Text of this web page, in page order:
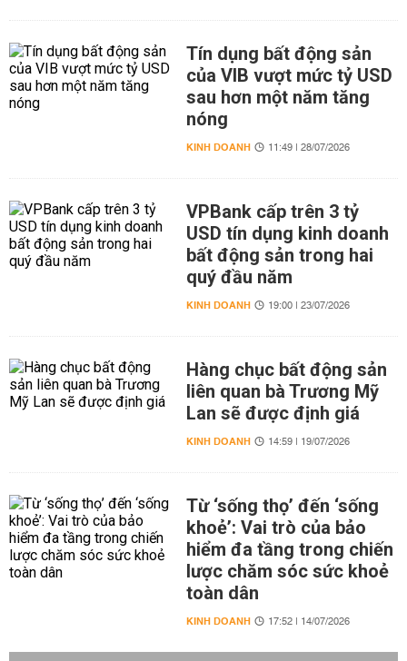
Tín dụng bất động sản
của VIB vượt mức tỷ USD
sau hơn một năm tăng
nóng
KINH DOANH 11:49 | 28/07/2026
VPBank cấp trên 3 tỷ
USD tín dụng kinh doanh
bất động sản trong hai
quý đầu năm
KINH DOANH 19:00 | 23/07/2026
Hàng chục bất động sản
liên quan bà Trương Mỹ
Lan sẽ được định giá
KINH DOANH 14:59 | 19/07/2026
Từ ‘sống thọ’ đến ‘sống
khoẻ’: Vai trò của bảo
hiểm đa tầng trong chiến
lược chăm sóc sức khoẻ
toàn dân
KINH DOANH 17:52 | 14/07/2026